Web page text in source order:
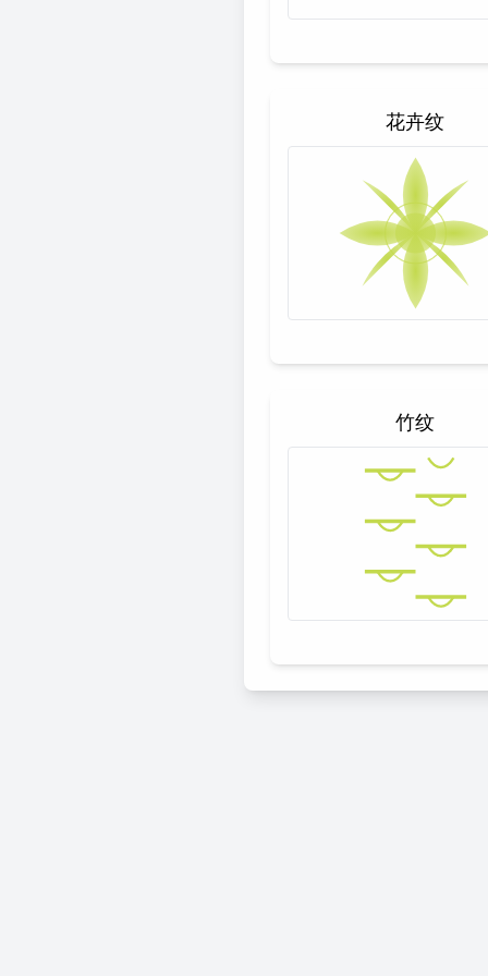
花卉纹
竹纹